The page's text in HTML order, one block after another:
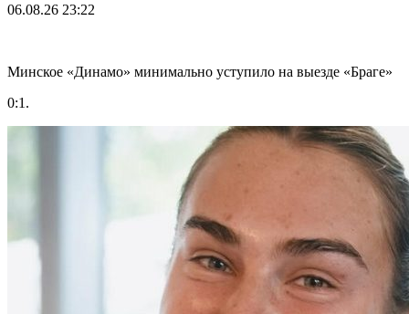
06.08.26 23:22
Минское «Динамо» минимально уступило на выезде «Браге»
0:1.